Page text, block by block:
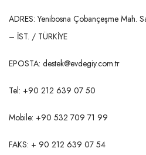
ADRES: Yenibosna Çobançeşme Mah.
– İST. / TÜRKİYE
EPOSTA: destek@evdegiy.com.tr
Tel: +90 212 639 07 50
Mobile: +90 532 709 71 99
FAKS: + 90 212 639 07 54